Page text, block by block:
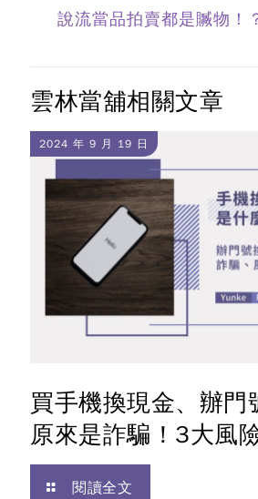
說流當品拍賣都是贓物！
雲林當舖相關文章
2024 年 9 月 19 日
買手機換現金、辦門
原來是詐騙！3大風
閱讀全文